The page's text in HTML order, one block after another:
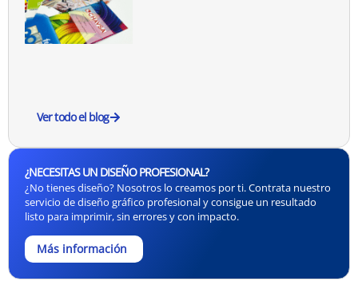
Ver todo el blog
¿NECESITAS UN DISEÑO PROFESIONAL?
¿No tienes diseño? Nosotros lo creamos por ti. Contrata nuestro
servicio de diseño gráfico profesional y consigue un resultado
listo para imprimir, sin errores y con impacto.
Más información